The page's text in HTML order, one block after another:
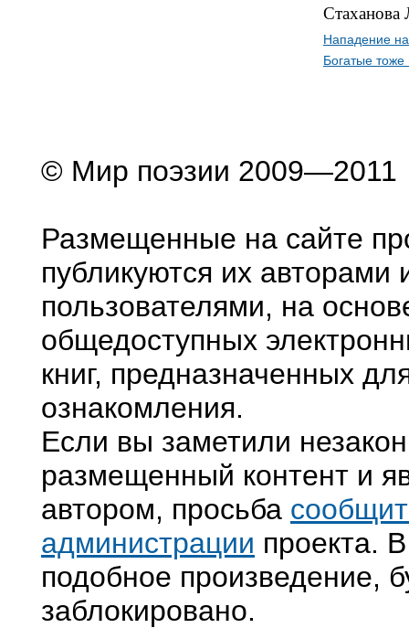
Нападение
Богатые тоже
© Мир поэзии 2009—2011
Размещенные на сайте
публикуются их авторами
пользователями, на
общедоступных
книг, предназначенных
ознакомления.
Если вы заметили
размещенный контент и
автором, просьба
администрации проекта.
подобное произведение,
заблокировано.